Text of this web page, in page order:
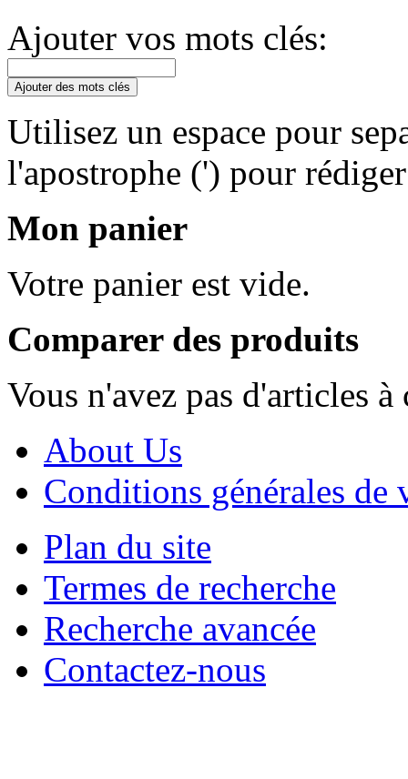
Ajouter vos mots clés:
Ajouter des mots clés
Utilisez un espace pour
l'apostrophe (') pour
Mon panier
Votre panier est vide.
Comparer des produits
Vous n'avez pas d'articles à
About Us
Conditions générales de
Plan du site
Termes de recherche
Recherche avancée
Contactez-nous